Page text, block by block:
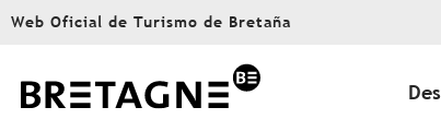
Aller
principal
Web Oficial de Turismo de Bretaña